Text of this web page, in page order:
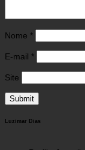
Nome *
E-mail *
Site
Luzimar Dias